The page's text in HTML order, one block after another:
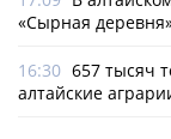
«Сырная
16:30 657 тысяч
алтайские